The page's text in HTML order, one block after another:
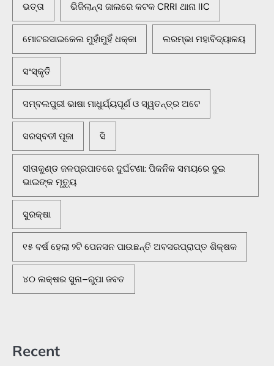
ଭତ୍ତା ଭିଜିଲାନ୍ସ ଜାଲରେ କଟକ CRRI ଥାନା IIC
ମୋଟରସାଇକେଲ ମୁହାଁମୁହିଁ ଧକ୍କା ଲରମ୍ଭା ମହାବିଦ୍ୟାଳୟ
ସଂସ୍କୃତି
ସମ୍ବଲପୁରୀ ଭାଷା ମାଧୁର୍ଯ୍ୟପୂର୍ଣ ଓ ସ୍ୱତନ୍ତ୍ର ଅଟେ
ସରସ୍ବତୀ ପୂଜା ସି
ସୀତାକୁଣ୍ଡ ଜଳପ୍ରପାତରେ ଦୁର୍ଘଟଣା: ପିକନିକ ସମୟରେ ଦୁଇ
ଭାଇଙ୍କ ମୃତ୍ୟୁ
ସୁରକ୍ଷା
୧୫ ବର୍ଷ ହେଲା ୨ଟି ପେନସନ ପାଉଛନ୍ତି ଅବସରପ୍ରାପ୍ତ ଶିକ୍ଷକ
୪୦ ଲକ୍ଷର ସୁନା–ରୁପା ଜବତ
Recent